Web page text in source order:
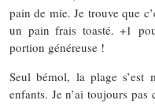
pain de mie. Je trouve que
un pain frais toasté. +1
portion généreuse !
Seul bémol, la plage s’est
enfants. Je n’ai toujours